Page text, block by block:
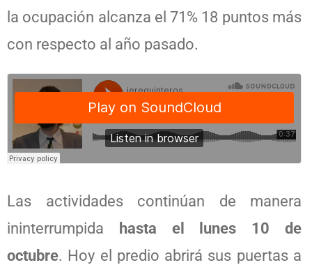
la ocupación alcanza el 71% 18 puntos más
con respecto al año pasado.
Las actividades continúan de manera
ininterrumpida
hasta el lunes 10 de
octubre. Hoy el predio abrirá sus puertas a